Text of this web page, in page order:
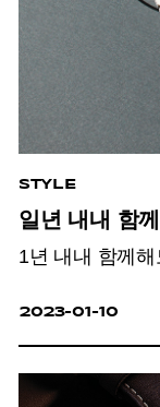
STYLE
일년 내내 함
1년 내내 함께
2023-01-10